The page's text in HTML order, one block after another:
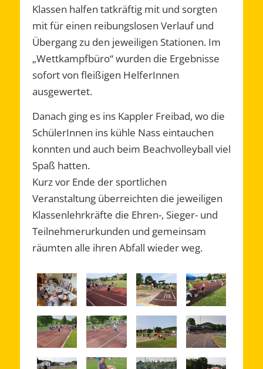
Klassen halfen tatkräftig mit und sorgten
mit für einen reibungslosen Verlauf und
Übergang zu den jeweiligen Stationen. Im
„Wettkampfbüro“ wurden die Ergebnisse
sofort von fleißigen HelferInnen
ausgewertet.
Danach ging es ins Kappler Freibad, wo die
SchülerInnen ins kühle Nass eintauchen
konnten und auch beim Beachvolleyball viel
Spaß hatten.
Kurz vor Ende der sportlichen
Veranstaltung überreichten die jeweiligen
Klassenlehrkräfte die Ehren-, Sieger- und
Teilnehmerurkunden und gemeinsam
räumten alle ihren Abfall wieder weg.